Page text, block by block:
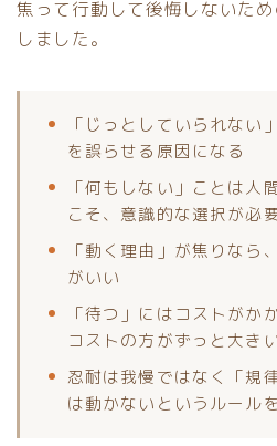
焦って行動して後悔しないた
しました。
「じっとしていられない
を誤らせる原因になる
「何もしない」ことは人
こそ、意識的な選択が必
「動く理由」が焦りなら
がいい
「待つ」にはコストがか
コストの方がずっと大き
忍耐は我慢ではなく「規
は動かないというルール